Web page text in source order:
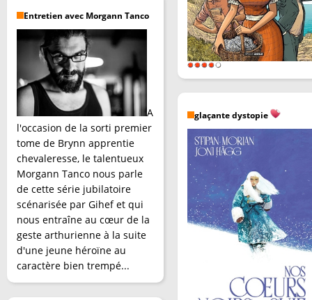
Entretien avec Morgann Tanco
A
l'occasion de la sorti premier
tome de Brynn apprentie
chevaleresse, le talentueux
Morgann Tanco nous parle
de cette série jubilatoire
scénarisée par Gihef et qui
nous entraîne au cœur de la
geste arthurienne à la suite
d'une jeune héroïne au
caractère bien trempé...
glaçante dystopie